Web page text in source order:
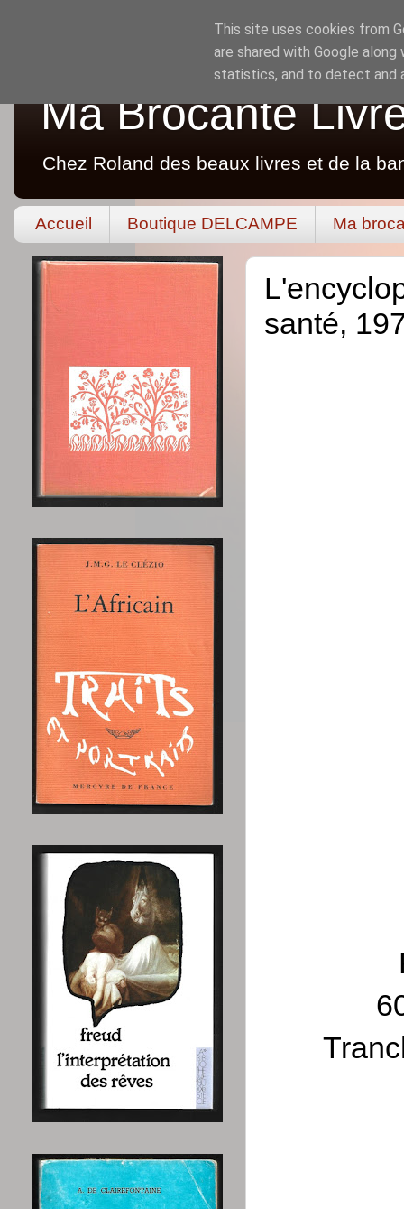
Ma Brocante
Chez Roland des beaux livres et de la
Accueil Boutique DELCAMPE Ma
santé,
This site uses cookies from
are shared with Google
statistics, and to detect and